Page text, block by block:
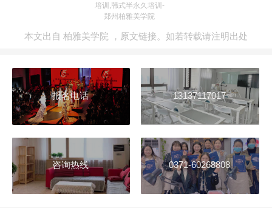
培训,韩式半永久培训-
郑州柏雅美学院
本文出自 柏雅美学院 ， 原文链接。如若转载请注明出处
报名电话 13137117017
咨询热线 0371-60268808